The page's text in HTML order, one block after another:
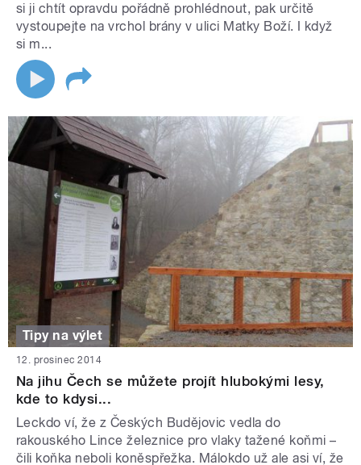
si ji chtít opravdu pořádně prohlédnout, pak určitě
vystoupejte na vrchol brány v ulici Matky Boží. I když
si m...
Tipy na výlet
12. prosinec 2014
Na jihu Čech se můžete projít hlubokými lesy,
kde to kdysi...
Leckdo ví, že z Českých Budějovic vedla do
rakouského Lince železnice pro vlaky tažené koňmi –
čili koňka neboli koněspřežka. Málokdo už ale asi ví, že